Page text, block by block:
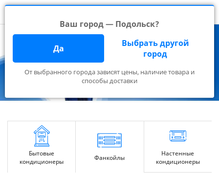
Ваш город — Подольск?
Да
Выбрать другой
город
От выбранного города зависят цены, наличие товара и
способы доставки
Бытовые
кондиционеры
Фанкойлы
Настенные
кондиционеры